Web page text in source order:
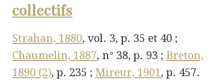
collectifs
Strahan, 1880, vol. 3, p. 35 et 40 ;
Chaumelin, 1887, n° 38, p. 93 ; Breton,
1890 (2), p. 235 ; Mireur, 1901, p. 457.